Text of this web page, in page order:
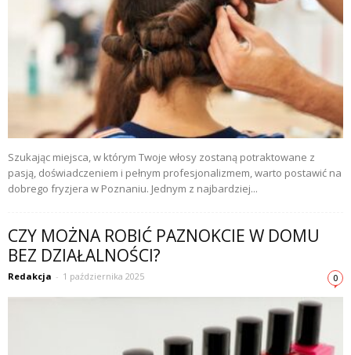
Szukając miejsca, w którym Twoje włosy zostaną potraktowane z
pasją, doświadczeniem i pełnym profesjonalizmem, warto postawić na
dobrego fryzjera w Poznaniu. Jednym z najbardziej...
CZY MOŻNA ROBIĆ PAZNOKCIE W DOMU
BEZ DZIAŁALNOŚCI?
Redakcja - 1 października 2025 0